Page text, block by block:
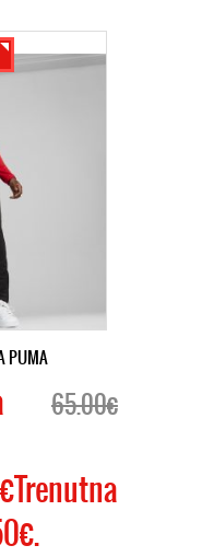
PUMA
65.00€